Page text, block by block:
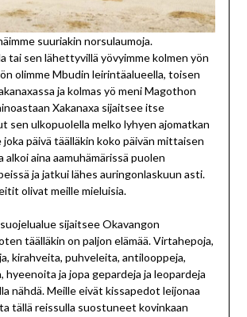
suuriakin norsulaumoja.
tai sen lähettyvillä yövyimme kolmen yön
olimme Mbudin leirintäalueella, toisen
ja kolmas yö meni Magothon
Xakanaxa sijaitsee itse
sen ulkopuolella melko lyhyen ajomatkan
joka päivä täälläkin koko päivän mittaisen
alkoi aina aamuhämärissä puolen
ja jatkui lähes auringonlaskuun asti.
olivat meille mieluisia.
sijaitsee Okavangon
täälläkin on paljon elämää. Virtahepoja,
kirahveita, puhveleita, antilooppeja,
hyeenoita ja jopa gepardeja ja leopardeja
nähdä. Meille eivät kissapedot leijonaa
tällä reissulla suostuneet kovinkaan